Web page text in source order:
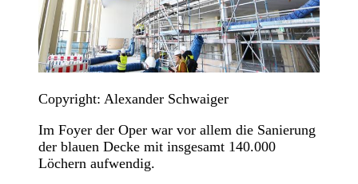
Copyright: Alexander Schwaiger
Im Foyer der Oper war vor allem die Sanierung
der blauen Decke mit insgesamt 140.000
Löchern aufwendig.